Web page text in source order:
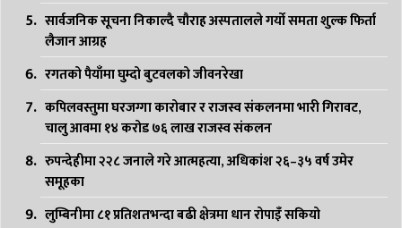
सार्वजनिक सूचना निकाल्दै चौराह अस्पतालले गर्यो समता शुल्क फिर्ता
लैजान आग्रह
रगतको पैयाँमा घुम्दो बुटवलको जीवनरेखा
कपिलवस्तुमा घरजग्गा कारोबार र राजस्व संकलनमा भारी गिरावट,
चालु आवमा १४ करोड ७६ लाख राजस्व संकलन
रुपन्देहीमा २२८ जनाले गरे आत्महत्या, अधिकांश २६–३५ वर्ष उमेर
समूहका
लुम्बिनीमा ८१ प्रतिशतभन्दा बढी क्षेत्रमा धान रोपाइँ सकियो